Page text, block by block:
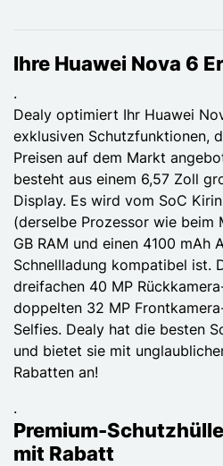
Ihre Huawei Nova 6
.
Dealy optimiert Ihr Huawei
exklusiven Schutzfunktionen,
Preisen auf dem Markt
besteht aus einem 6,57 Zoll
Display. Es wird vom SoC
(derselbe Prozessor wie beim
GB RAM und einen 4100 mAh
Schnellladung kompatibel ist.
dreifachen 40 MP
doppelten 32 MP
Selfies. Dealy hat die besten
und bietet sie mit
Rabatten an!
.
Premium-
mit Rabatt